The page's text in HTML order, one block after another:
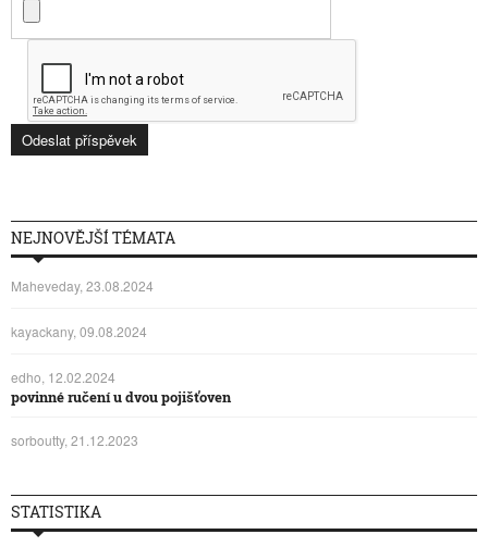
NEJNOVĚJŠÍ TÉMATA
Maheveday, 23.08.2024
kayackany, 09.08.2024
edho, 12.02.2024
povinné ručení u dvou pojišťoven
sorboutty, 21.12.2023
STATISTIKA